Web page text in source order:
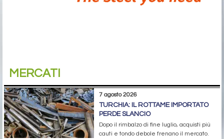
MERCATI
7 agosto 2026
TURCHIA: IL ROTTAME IMPORTATO
PERDE SLANCIO
Dopo il rimbalzo di fine luglio, acquisti più
cauti e tondo debole frenano il mercato.